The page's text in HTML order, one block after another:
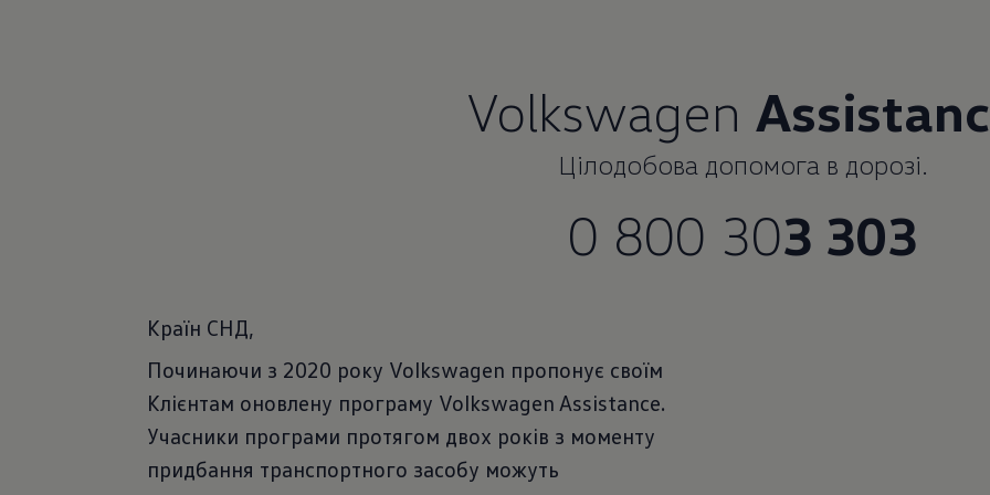
Volkswagen
Цілодобова допомога в дорозі.
0 800 30
Країн СНД,
Починаючи з 2020 року Volkswagen пропонує своїм
Клієнтам оновлену програму Volkswagen Assistance.
Учасники програми протягом двох років з моменту
придбання транспортного засобу можуть